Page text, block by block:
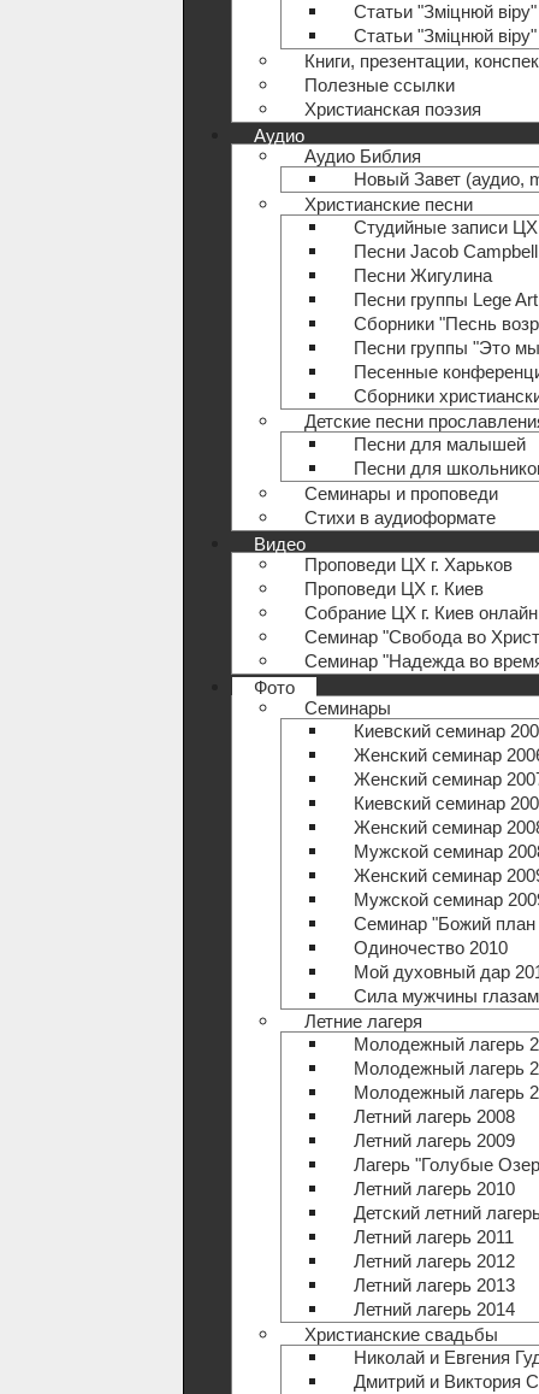
Статьи "Зміцнюй
Статьи "Зміцнюй
Книги, презентации,
Полезные ccылки
Христианская поэзия
Аудио
Аудио Библия
Новый Завет (аудио,
Христианские песни
Студийные записи ЦХ
Песни Jacob Campbell
Песни Жигулина
Песни группы Lege
Сборники "Песнь
Песни группы "Это
Песенные
Сборники
Детские песни
Песни для малышей
Песни для
Семинары и проповеди
Стихи в аудиоформате
Видео
Проповеди ЦХ г. Харьков
Проповеди ЦХ г. Киев
Собрание ЦХ г. Киев онлайн
Семинар "Свобода во
Семинар "Надежда во
Фото
Семинары
Киевский семинар
Женский семинар
Женский семинар
Киевский семинар
Женский семинар
Мужской семинар
Женский семинар
Мужской семинар
Семинар "Божий план
Одиночество 2010
Мой духовный дар
Сила мужчины
Летние лагеря
Молодежный лагерь
Молодежный лагерь
Молодежный лагерь
Летний лагерь 2008
Летний лагерь 2009
Лагерь "Голубые
Летний лагерь 2010
Детский летний
Летний лагерь 2011
Летний лагерь 2012
Летний лагерь 2013
Летний лагерь 2014
Христианские свадьбы
Николай и Евгения
Дмитрий и Виктория